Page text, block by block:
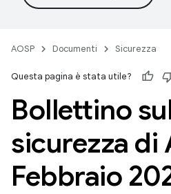
AOSP Documenti Sicurezza
Questa pagina è stata utile?
Bollettino
sicurezza di
Febbraio